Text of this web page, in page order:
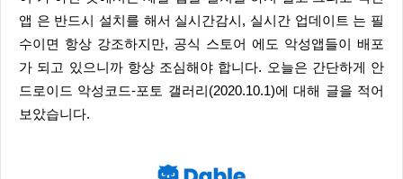
앱 은 반드시 설치를 해서 실시간감시, 실시간 업데이트 는 필
수이면 항상 강조하지만, 공식 스토어 에도 악성앱들이 배포
가 되고 있으니까 항상 조심해야 합니다. 오늘은 간단하게 안
드로이드 악성코드-포토 갤러리(2020.10.1)에 대해 글을 적어
보았습니다.